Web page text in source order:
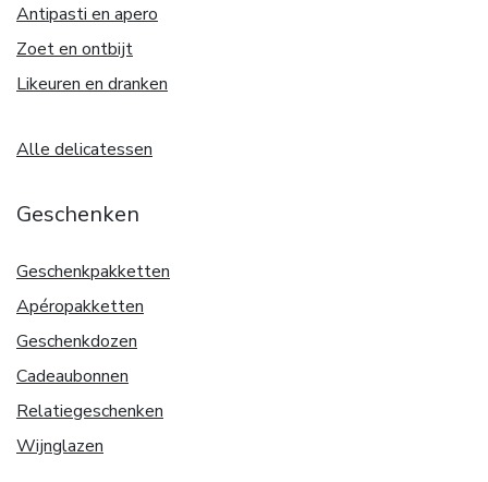
Antipasti en apero
Zoet en ontbijt
Likeuren en dranken
Alle delicatessen
Geschenken
Geschenkpakketten
Apéropakketten
Geschenkdozen
Cadeaubonnen
Relatiegeschenken
Wijnglazen